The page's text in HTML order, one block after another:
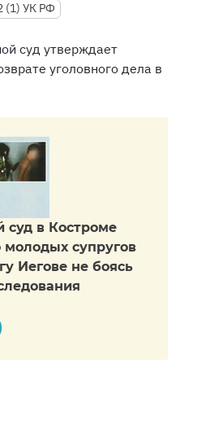
(1) УК РФ
суд утверждает
уголовного дела в
в Костроме
молодых супругов
Иегове не боясь